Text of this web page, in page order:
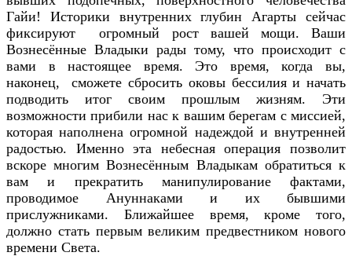
Гайи! Историки внутренних глубин Агарты сейчас
фиксируют огромный рост вашей мощи. Ваши
Вознесённые Владыки рады тому, что происходит с
вами в настоящее время. Это время, когда вы,
наконец, сможете сбросить оковы бессилия и начать
подводить итог своим прошлым жизням. Эти
возможности прибили нас к вашим берегам с миссией,
которая наполнена огромной надеждой и внутренней
радостью. Именно эта небесная операция позволит
вскоре многим Вознесённым Владыкам обратиться к
вам и прекратить манипулирование фактами,
проводимое Ануннаками и их бывшими
прислужниками. Ближайшее время, кроме того,
должно стать первым великим предвестником нового
времени Света.